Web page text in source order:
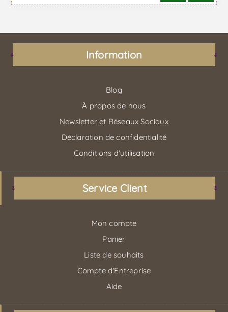
Information
Blog
À propos de nous
Newsletter et Réseaux Sociaux
Déclaration de confidentialité
Conditions d'utilisation
Service Client
Mon compte
Panier
Liste de souhaits
Compte d'Entreprise
Aide